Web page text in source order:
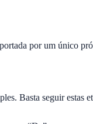
por um único
Basta seguir estas